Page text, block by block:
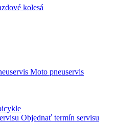
kolesá
Moto pneuservis
Objednať termín servisu